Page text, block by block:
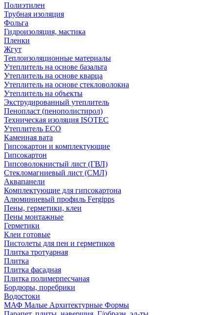
Полиэтилен
Трубная изоляция
Фольга
Гидроизоляция, мастика
Пленки
Жгут
Теплоизоляционные материалы
Утеплитель на основе базальта
Утеплитель на основе кварца
Утеплитель на основе стекловолокна
Утеплитель на объекты
Экструдированный утеплитель
Пенопласт (пенополистирол)
Техническая изоляция ISOTEC
Утеплитель ECO
Каменная вата
Гипсокартон и комплектующие
Гипсокартон
Гипсоволокнистый лист (ГВЛ)
Стекломагниевый лист (СМЛ)
Аквапанели
Комплектующие для гипсокартона
Алюминиевый профиль Fergipps
Пены, герметики, клеи
Пены монтажные
Герметики
Клеи готовые
Пистолеты для пен и герметиков
Плитка тротуарная
Плитка
Плитка фасадная
Плитка полимерпесчаная
Бордюры, поребрики
Водостоки
МАФ Малые Архитектурные Формы